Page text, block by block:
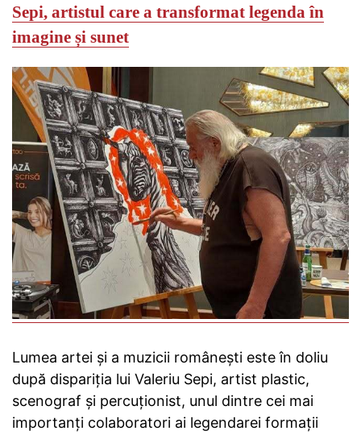
Sepi, artistul care a transformat legenda în
imagine și sunet
Lumea artei și a muzicii românești este în doliu
după dispariția lui Valeriu Sepi, artist plastic,
scenograf și percuționist, unul dintre cei mai
importanți colaboratori ai legendarei formații